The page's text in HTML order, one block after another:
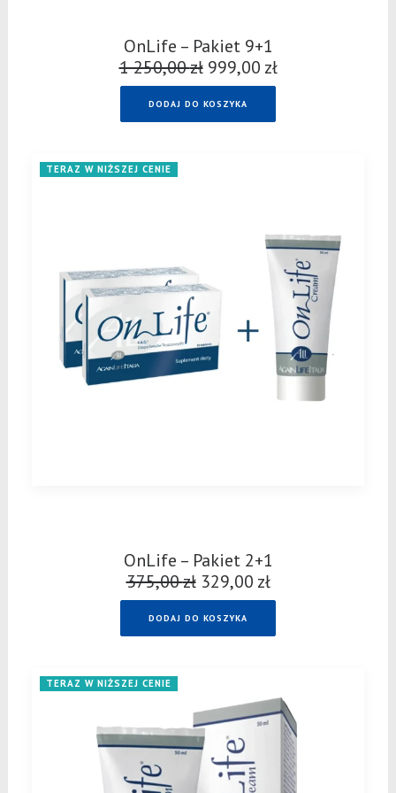
OnLife – Pakiet 9+1
1 250,00zł Pierwotna
cena
wynosiła:
999,00 złAktualna
DODAJ DO KOSZYKA
TERAZ W NIŻSZEJ CENIE
OnLife – Pakiet 2+1
375,00zł Pierwotna
cena
wynosiła:
329,00 złAktualna
cena
DODAJ DO KOSZYKA
TERAZ W NIŻSZEJ CENIE